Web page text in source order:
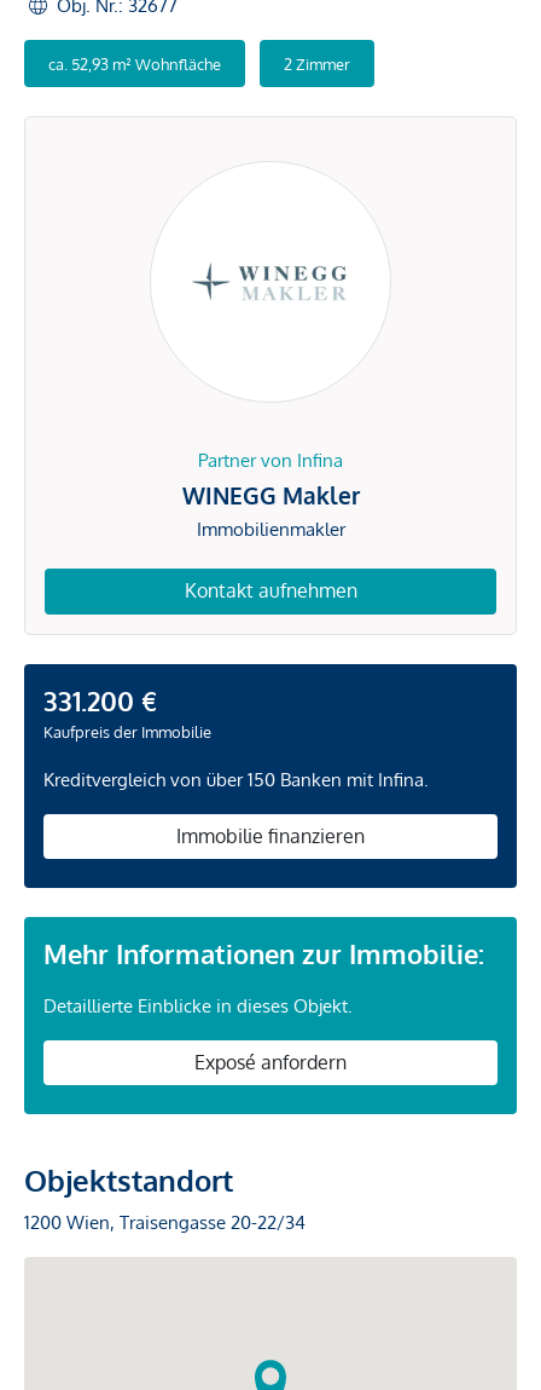
Obj. Nr.: 32677
ca. 52,93 m² Wohnfläche 2 Zimmer
Partner von Infina
WINEGG Makler
Immobilienmakler
Kontakt aufnehmen
331.200 €
Kaufpreis der Immobilie
Kreditvergleich von über 150 Banken mit Infina.
Immobilie finanzieren
Mehr Informationen zur Immobilie:
Detaillierte Einblicke in dieses Objekt.
Exposé anfordern
Objektstandort
1200 Wien, Traisengasse 20-22/34